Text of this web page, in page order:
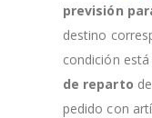
previsión
destino
condición está
de reparto
pedido con